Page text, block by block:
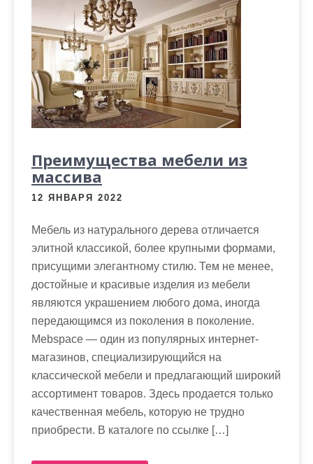
Преимущества мебели из
массива
12 ЯНВАРЯ 2022
Мебель из натурального дерева отличается
элитной классикой, более крупными формами,
присущими элегантному стилю. Тем не менее,
достойные и красивые изделия из мебели
являются украшением любого дома, иногда
передающимся из поколения в поколение.
Mebspace — один из популярных интернет-
магазинов, специализирующийся на
классической мебели и предлагающий широкий
ассортимент товаров. Здесь продается только
качественная мебель, которую не трудно
приобрести. В каталоге по ссылке […]